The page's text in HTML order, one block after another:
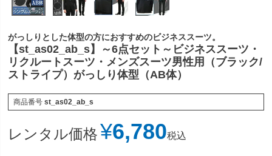
がっしりとした体型の方におすすめのビジネススーツ。
【st_as02_ab_s】～6点セット～ビジネススーツ・
リクルートスーツ・メンズスーツ男性用（ブラック/
ストライプ）がっしり体型（AB体）
商品番号 st_as02_ab_s
レンタル価格 ¥6,780税込